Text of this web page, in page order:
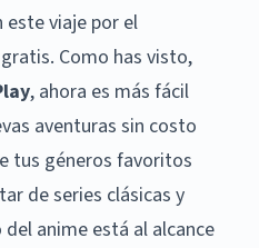
este viaje por el
Como has visto,
, ahora es más fácil
aventuras sin costo
tus géneros favoritos
de series clásicas y
anime está al alcance